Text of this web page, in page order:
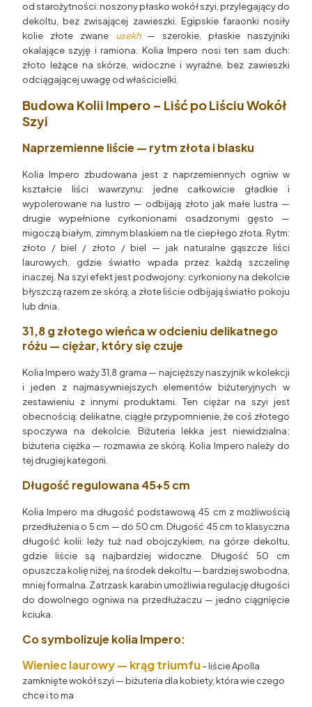
od starożytności: noszony płasko wokół szyi, przylegający do
dekoltu, bez zwisającej zawieszki. Egipskie faraonki nosiły
kolie złote zwane usekh— szerokie, płaskie naszyjniki
okalające szyję i ramiona. Kolia Impero nosi ten sam duch:
złoto leżące na skórze, widoczne i wyraźne, bez zawieszki
odciągającej uwagę od właścicielki.
Budowa Kolii Impero – Liść po Liściu Wokół
Szyi
Naprzemienne liście — rytm złota i blasku
Kolia Impero zbudowana jest z naprzemiennych ogniw w
kształcie liści wawrzynu: jedne całkowicie gładkie i
wypolerowane na lustro — odbijają złoto jak małe lustra —
drugie wypełnione cyrkonionami osadzonymi gęsto —
migoczą białym, zimnym blaskiem na tle ciepłego złota. Rytm:
złoto / biel / złoto / biel — jak naturalne gąszcze liści
laurowych, gdzie światło wpada przez każdą szczelinę
inaczej. Na szyi efekt jest podwojony: cyrkoniony na dekolcie
błyszczą razem ze skórą, a złote liście odbijają światło pokoju
lub dnia.
31,8 g złotego wieńca w odcieniu delikatnego
różu — ciężar, który się czuje
Kolia Impero waży 31,8 grama — najcięższy naszyjnik w kolekcji
i jeden z najmasywniejszych elementów biżuteryjnych w
zestawieniu z innymi produktami. Ten ciężar na szyi jest
obecnością: delikatne, ciągłe przypomnienie, że coś złotego
spoczywa na dekolcie. Biżuteria lekka jest niewidzialna;
biżuteria ciężka — rozmawia ze skórą. Kolia Impero należy do
tej drugiej kategorii.
Długość regulowana 45+5 cm
Kolia Impero ma długość podstawową 45 cm z możliwością
przedłużenia o 5 cm — do 50 cm. Długość 45 cm to klasyczna
długość kolii: leży tuż nad obojczykiem, na górze dekoltu,
gdzie liście są najbardziej widoczne. Długość 50 cm
opuszcza kolię niżej, na środek dekoltu — bardziej swobodna,
mniej formalna. Zatrzask karabin umożliwia regulację długości
do dowolnego ogniwa na przedłużaczu — jedno ciągnięcie
kciuka.
Co symbolizuje kolia Impero:
Wieniec laurowy — krąg triumfu – liście Apolla
zamknięte wokół szyi — biżuteria dla kobiety, która wie czego
chce i to ma